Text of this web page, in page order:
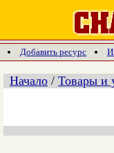
Добавить ресурс
Начало / Товары и